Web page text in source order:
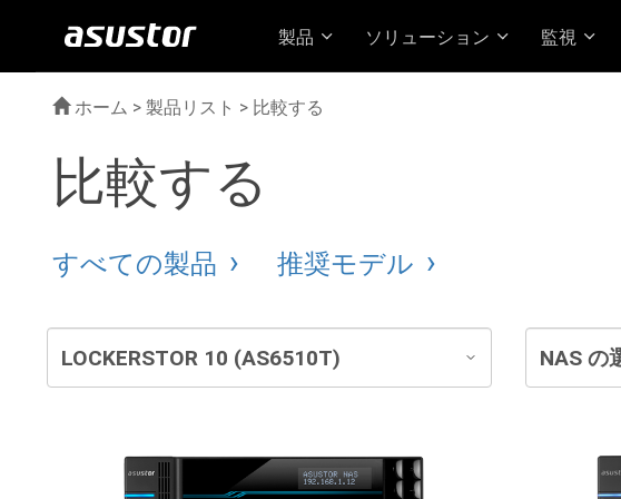
製品 ソリューション 監視
ホーム > 製品リスト > 比較する
比較する
すべての製品 推奨モデル